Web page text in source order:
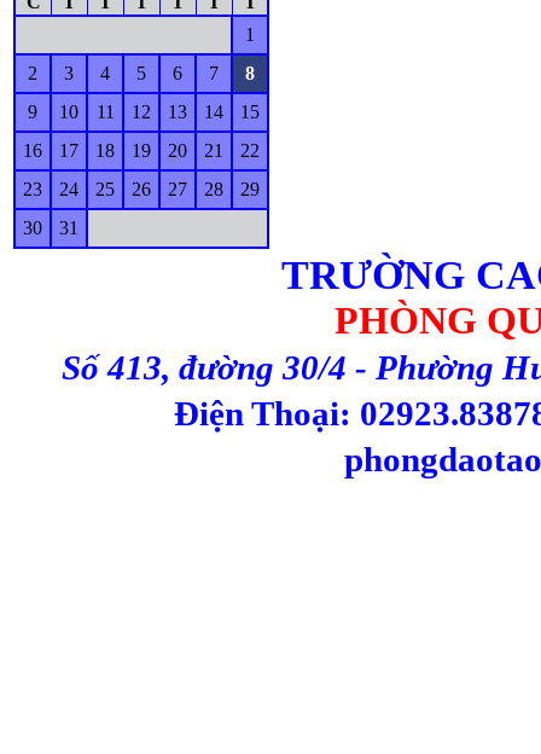
1
2
3 4 5 6 7
8
9
10 11 12 13 14
15
16
17 18 19 20 21
22
23
24 25 26 27 28
29
30
31
TRƯỜNG
PHÒNG
Số 413, đường 30/4 - Phường
Điện Thoại: